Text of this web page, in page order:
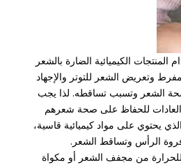
المنتجات الكيميائية الضارة بالشعر
وتعريض الشعر للتوتر والإجهاد
الشعر وتسبب تساقطه. لذا يجب
للحفاظ على صحة شعرهم
يحتوي على مواد كيميائية قاسية،
الرأس وتساقط الشعر.
من مجفف الشعر أو مكواة